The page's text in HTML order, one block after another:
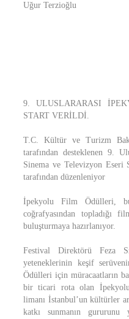
Uğur Terzioğlu
9. ULUSLARARASI
START VERİLDİ.
T.C. Kültür ve Turizm
tarafından desteklenen 9.
Sinema ve Televizyon
tarafından düzenleniyor
İpekyolu Film Ödülleri,
coğrafyasından topladığı
buluşturmaya hazırlanıyor.
Festival Direktörü Feza
yeteneklerinin keşif
Ödülleri için müracaatların
bir ticari rota olan
limanı İstanbul’un kültürler
katkı sunmanın